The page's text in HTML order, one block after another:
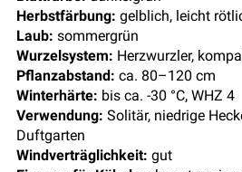
Herbstfärbung: gelblich, leicht
Laub: sommergrün
Wurzelsystem: Herzwurzler,
Pflanzabstand: ca. 80–120 cm
Winterhärte: bis ca. -30 °C, WHZ 4
Verwendung: Solitär, niedrige
Duftgarten
Windverträglichkeit: gut